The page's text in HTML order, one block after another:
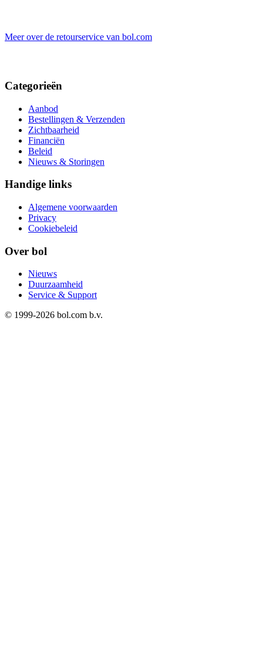
Meer over de retourservice van bol.com
Categorieën
Aanbod
Bestellingen & Verzenden
Zichtbaarheid
Financiën
Beleid
Nieuws & Storingen
Handige links
Algemene voorwaarden
Privacy
Cookiebeleid
Over bol
Nieuws
Duurzaamheid
Service & Support
© 1999-2026 bol.com b.v.